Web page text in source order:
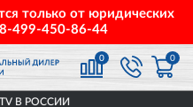
только от юридических
8-499-450-86-44
0 0